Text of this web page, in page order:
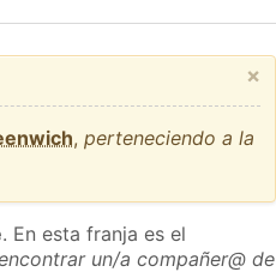
×
,perteneciendo a la
. En esta franja es el
un/a compañer@ de